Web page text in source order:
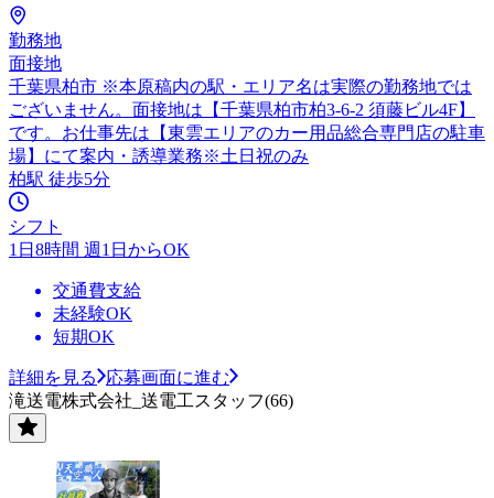
勤務地
面接地
千葉県柏市 ※本原稿内の駅・エリア名は実際の勤務地では
ございません。面接地は【千葉県柏市柏3-6-2 須藤ビル4F】
です。お仕事先は【東雲エリアのカー用品総合専門店の駐車
場】にて案内・誘導業務※土日祝のみ
柏駅 徒歩5分
シフト
1日8時間 週1日からOK
交通費支給
未経験OK
短期OK
詳細を見る
応募画面に進む
滝送電株式会社_送電工スタッフ(66)